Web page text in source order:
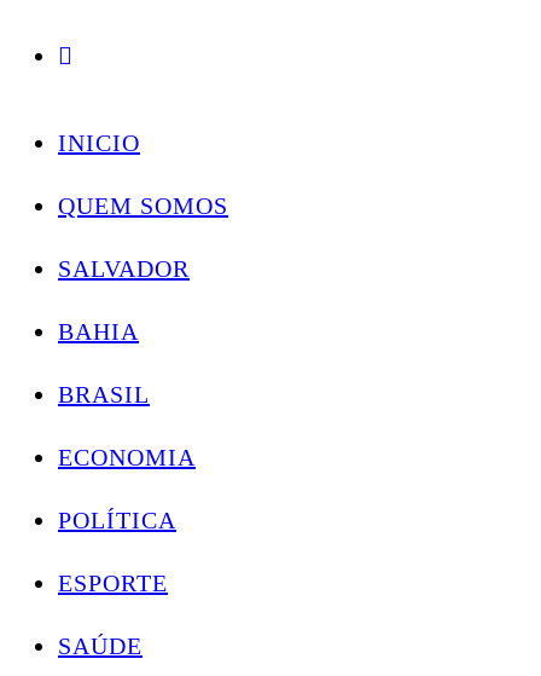
Skip
Conectando você às notícias do Brasil e do mundo com rapidez e confiabilidade.
INICIO
QUEM SOMOS
SALVADOR
BAHIA
BRASIL
ECONOMIA
POLÍTICA
ESPORTE
SAÚDE